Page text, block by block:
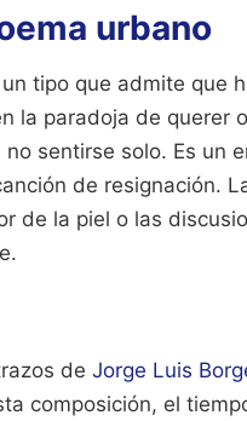
urbano
tipo que admite que
la paradoja de querer
sentirse solo. Es un
de resignación.
de la piel o las
de Jorge Luis
composición, el